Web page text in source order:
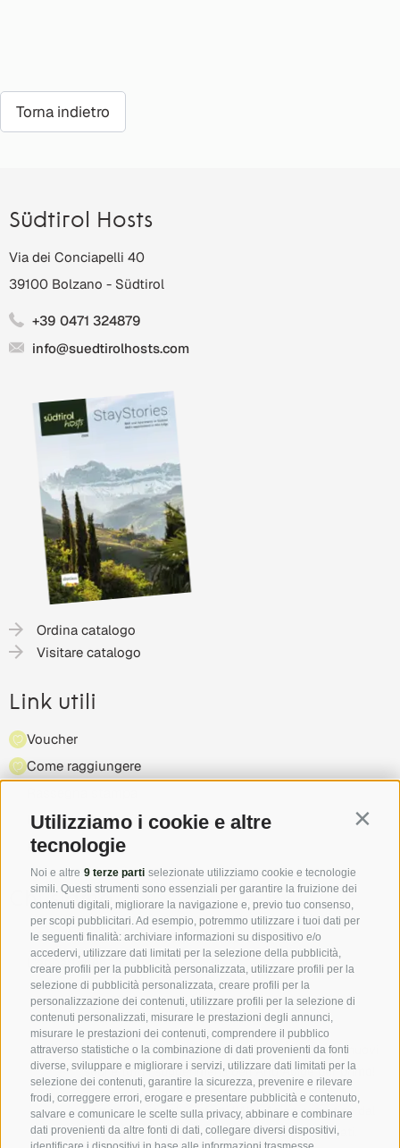
Utilizziamo i cookie e altre
tecnologie
Noi e altre 9 terze parti selezionate utilizziamo cookie e tecnologie
simili. Questi strumenti sono essenziali per garantire la fruizione dei
contenuti digitali, migliorare la navigazione e, previo tuo consenso,
per scopi pubblicitari. Ad esempio, potremmo utilizzare i tuoi dati per
le seguenti finalità: archiviare informazioni su dispositivo e/o
accedervi, utilizzare dati limitati per la selezione della pubblicità,
creare profili per la pubblicità personalizzata, utilizzare profili per la
selezione di pubblicità personalizzata, creare profili per la
personalizzazione dei contenuti, utilizzare profili per la selezione di
contenuti personalizzati, misurare le prestazioni degli annunci,
misurare le prestazioni dei contenuti, comprendere il pubblico
attraverso statistiche o la combinazione di dati provenienti da fonti
diverse, sviluppare e migliorare i servizi, utilizzare dati limitati per la
selezione dei contenuti, garantire la sicurezza, prevenire e rilevare
frodi, correggere errori, erogare e presentare pubblicità e contenuto,
salvare e comunicare le scelte sulla privacy, abbinare e combinare
dati provenienti da altre fonti di dati, collegare diversi dispositivi,
Torna indietro
Südtirol Hosts
Via dei Conciapelli 40
39100 Bolzano - Südtirol
+39 0471 324879
info@suedtirolhosts.com
Ordina catalogo
Visitare catalogo
Link utili
Voucher
Come raggiungere
Highlight & manifestazioni
Partner
Chi siamo
VPS - Associazione affittacamere privati
L'appartenenza
Seguici su Facebook e scopri tutte le offerte, i nuovi
soci e tutti i suggerimenti dell’Alto Adige per primo!
Immagini originali - infatti l’Alto Adige autentico dal
punto di vista dei nostri affittacamere privati.